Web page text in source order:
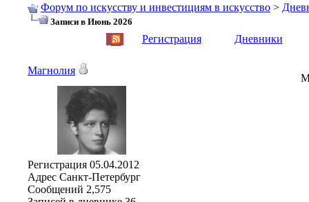
Форум по искусству и инвестициям в искусство >
Записи в Июнь 2026
Регистрация Дневники
Магнолия
Регистрация 05.04.2012
Адрес Санкт-Петербург
Сообщений 2,575